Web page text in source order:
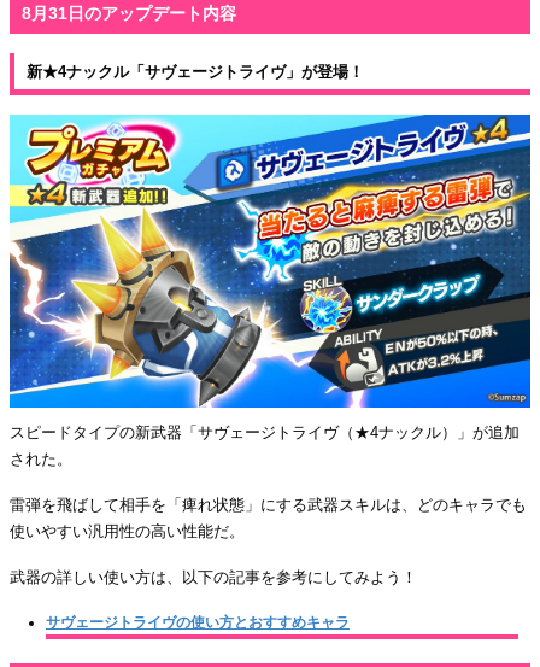
8月31日のアップデート内容
新★4ナックル「サヴェージトライヴ」が登場！
スピードタイプの新武器「サヴェージトライヴ（★4ナックル）」が追加
された。
雷弾を飛ばして相手を「痺れ状態」にする武器スキルは、どのキャラでも
使いやすい汎用性の高い性能だ。
武器の詳しい使い方は、以下の記事を参考にしてみよう！
サヴェージトライヴの使い方とおすすめキャラ